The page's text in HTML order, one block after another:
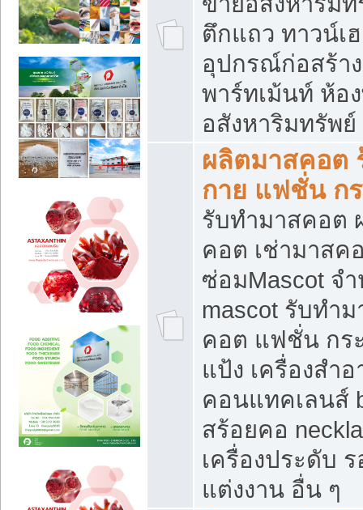
ตึกแถว ทาวน์เ
อุปกรณ์ก่อสร้า
พาร์ทเม้นท์ ห้อ
อสังหาริมทรัพ
ผลิตมาสคอต
กาย แฟชั่น กร
รับทำมาสคอต
คอต เช่ามาสค
ซ่อมMascot จ
mascot รับทำ
คอต แฟชั่น กระ
แป้ง เครื่องสำ
คอนแทคเลนส์
สร้อยคอ
เครื่องประดับ ร
แต่งงาน อื่น ๆ